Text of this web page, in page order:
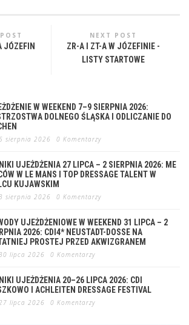
JÓZEFIN
NEXT POST
ZR-A I ZT-A W JÓZEFINIE -
LISTY STARTOWE
W WEEKEND 7–9 SIERPNIA 2026:
DOLNEGO ŚLĄSKA I ODLICZANIE DO
sierpnia 2026 0 Komentarzy
UJEŻDŻENIA 27 LIPCA – 2 SIERPNIA 2026: ME
W LE MANS I TOP DRESSAGE TALENT W
KUJAWSKIM
sierpnia 2026 0 Komentarzy
UJEŻDŻENIOWE W WEEKEND 31 LIPCA – 2
2026: CDI4* NEUSTADT-DOSSE NA
PROSTEJ PRZED AKWIZGRANEM
lipca 2026 0 Komentarzy
UJEŻDŻENIA 20–26 LIPCA 2026: CDI
I ACHLEITEN DRESSAGE FESTIVAL
lipca 2026 0 Komentarzy